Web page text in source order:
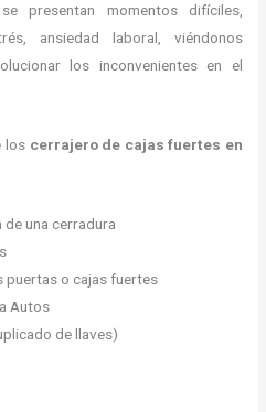
momentos difíciles,
ansiedad laboral, viéndonos
los inconvenientes en el
los cerrajero de cajas fuertes en
una cerradura
puertas o cajas fuertes
Autos
de llaves)